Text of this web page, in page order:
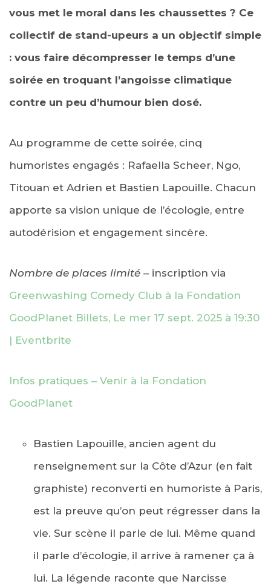
vous met le moral dans les chaussettes ? Ce
collectif de stand-upeurs a un objectif simple
: vous faire décompresser le temps d’une
soirée en troquant l’angoisse climatique
contre un peu d’humour bien dosé.
Au programme de cette soirée, cinq
humoristes engagés : Rafaella Scheer, Ngo,
Titouan et Adrien et Bastien Lapouille. Chacun
apporte sa vision unique de l’écologie, entre
autodérision et engagement sincère.
Nombre de places limité – inscription via
Greenwashing Comedy Club à la Fondation
GoodPlanet Billets, Le mer 17 sept. 2025 à 19:30
| Eventbrite
Infos pratiques – Venir à la Fondation
GoodPlanet
Bastien Lapouille, ancien agent du
renseignement sur la Côte d’Azur (en fait
graphiste) reconverti en humoriste à Paris,
est la preuve qu’on peut régresser dans la
vie. Sur scène il parle de lui. Même quand
il parle d’écologie, il arrive à ramener ça à
lui. La légende raconte que Narcisse